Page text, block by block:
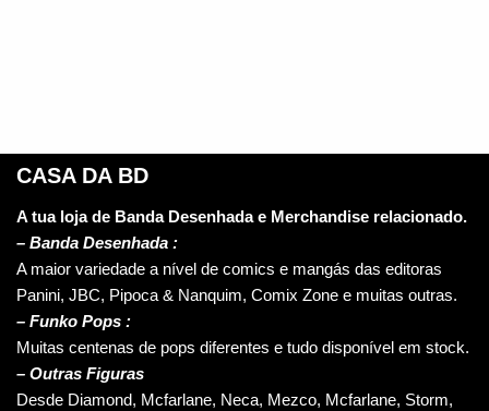
CASA DA BD
A tua loja de Banda Desenhada e Merchandise relacionado.
– Banda Desenhada :
A maior variedade a nível de comics e mangás das editoras
Panini, JBC, Pipoca & Nanquim, Comix Zone e muitas outras.
– Funko Pops :
Muitas centenas de pops diferentes e tudo disponível em stock.
– Outras Figuras
Desde Diamond, Mcfarlane, Neca, Mezco, Mcfarlane, Storm,